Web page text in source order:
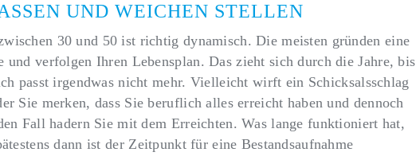
UND WEICHEN STELLEN
30 und 50 ist richtig dynamisch. Die meisten gründen eine
und verfolgen Ihren Lebensplan. Das zieht sich durch die Jahre, bis
passt irgendwas nicht mehr. Vielleicht wirft ein Schicksalsschlag
Sie merken, dass Sie beruflich alles erreicht haben und dennoch
Fall hadern Sie mit dem Erreichten. Was lange funktioniert hat,
dann ist der Zeitpunkt für eine Bestandsaufnahme